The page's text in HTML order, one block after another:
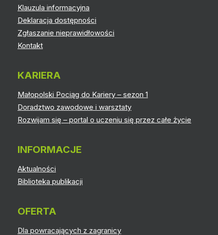
Klauzula informacyjna
Deklaracja dostępności
Zgłaszanie nieprawidłowości
Kontakt
KARIERA
Małopolski Pociąg do Kariery – sezon 1
Doradztwo zawodowe i warsztaty
Rozwijam się – portal o uczeniu się przez całe życie
INFORMACJE
Aktualności
Biblioteka publikacji
OFERTA
Dla powracających z zagranicy